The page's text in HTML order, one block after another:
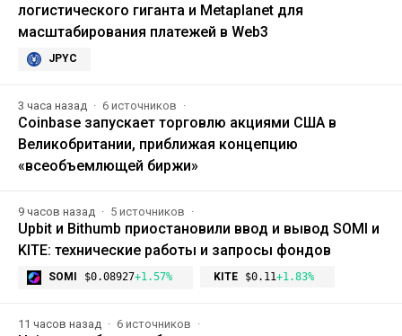
логистического гиганта и Metaplanet для
масштабирования платежей в Web3
JPYC
3 часа назад 6 источников
Coinbase запускает торговлю акциями США в
Великобритании, приближая концепцию
«всеобъемлющей биржи»
9 часов назад 5 источников
Upbit и Bithumb приостановили ввод и вывод SOMI и
KITE: технические работы и запросы фондов
SOMI $0.08927+1.57% KITE $0.11+1.83%
11 часов назад 6 источников